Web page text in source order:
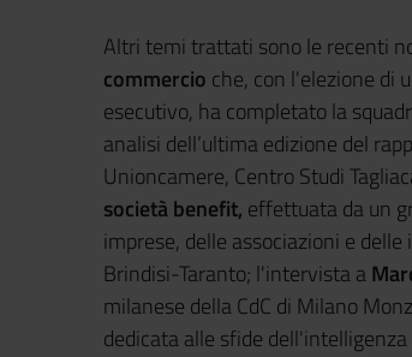
Altri temi trattati sono le recenti
commercio che, con l'elezione di
esecutivo, ha completato la
analisi dell’ultima edizione del
Unioncamere, Centro Studi
società benefit, effettuata da un
imprese, delle associazioni e
Brindisi-Taranto; l'intervista a
milanese della CdC di Milano
dedicata alle sfide